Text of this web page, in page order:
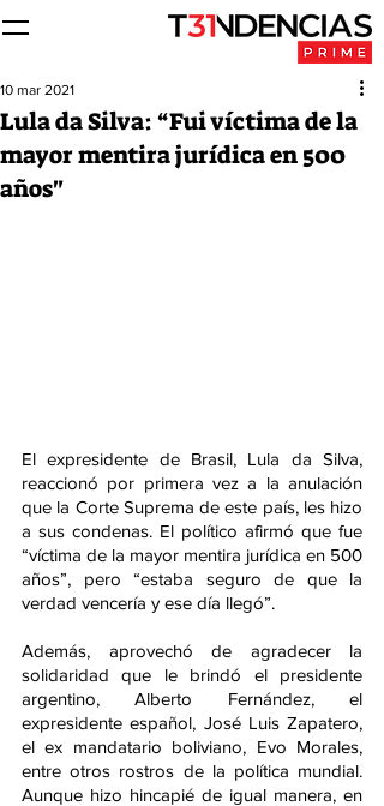
Lula da Silva: “Fui víctima de la
mayor mentira jurídica en 500
años"
10 mar 2021
El expresidente de Brasil, Lula da Silva,
reaccionó por primera vez a la anulación
que la Corte Suprema de este país, les hizo
a sus condenas. El político afirmó que fue
“víctima de la mayor mentira jurídica en 500
años”, pero “estaba seguro de que la
verdad vencería y ese día llegó”.
Además, aprovechó de agradecer la
solidaridad que le brindó el presidente
argentino, Alberto Fernández, el
expresidente español, José Luis Zapatero,
el ex mandatario boliviano, Evo Morales,
entre otros rostros de la política mundial.
Aunque hizo hincapié de igual manera, en